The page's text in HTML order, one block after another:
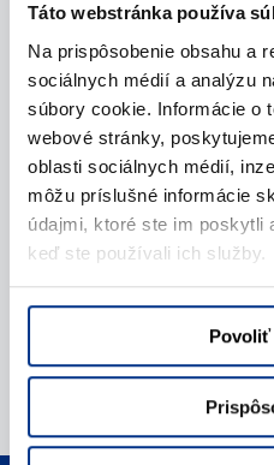
Táto webstránka používa
Na prispôsobenie obsahu a
sociálnych médií a analýzu
súbory cookie. Informácie o
webové stránky,
oblasti sociálnych médií,
môžu príslušné informácie
údajmi, ktoré ste im poskytli
keď ste používali ich služby.
Povoliť
Napíšte nám